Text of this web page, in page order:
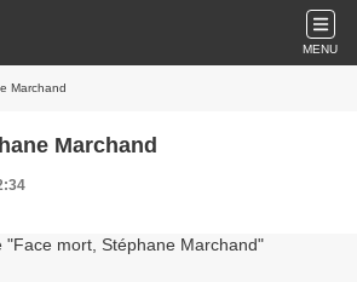
MENU
Marchand
Marchand